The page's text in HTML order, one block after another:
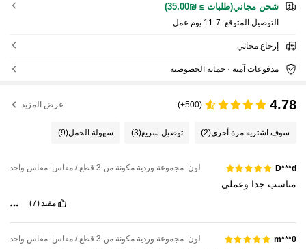
شحن مجاني(طلبات ≥ ₪35.00)
التوصيل المتوقع: 7-11 يوم عمل
إرجاع مجاني
مدفوعات آمنة · حماية الخصوصية
4.78
(500+) عرض المزيد
سوف اشتريه مرة أخرى(2) توصيل سريع(3) سهولة الحمل(9)
D***d لون: مجموعة وردية مكونة من 3 قطع / مقاس: مقاس واحد
مناسب جدا وعملي
مفيد(7)
m***0 لون: مجموعة وردية مكونة من 3 قطع / مقاس: مقاس واحد